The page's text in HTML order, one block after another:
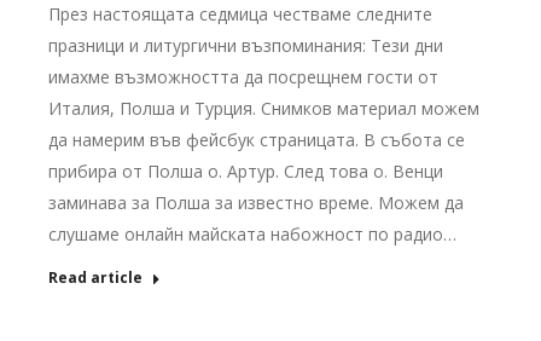
През настоящата седмица честваме следните
празници и литургични възпоминания: Тези дни
имахме възможността да посрещнем гости от
Италия, Полша и Турция. Снимков материал можем
да намерим във фейсбук страницата. В събота се
прибира от Полша о. Артур. След това о. Венци
заминава за Полша за известно време. Можем да
слушаме онлайн майската набожност по радио…
Read article